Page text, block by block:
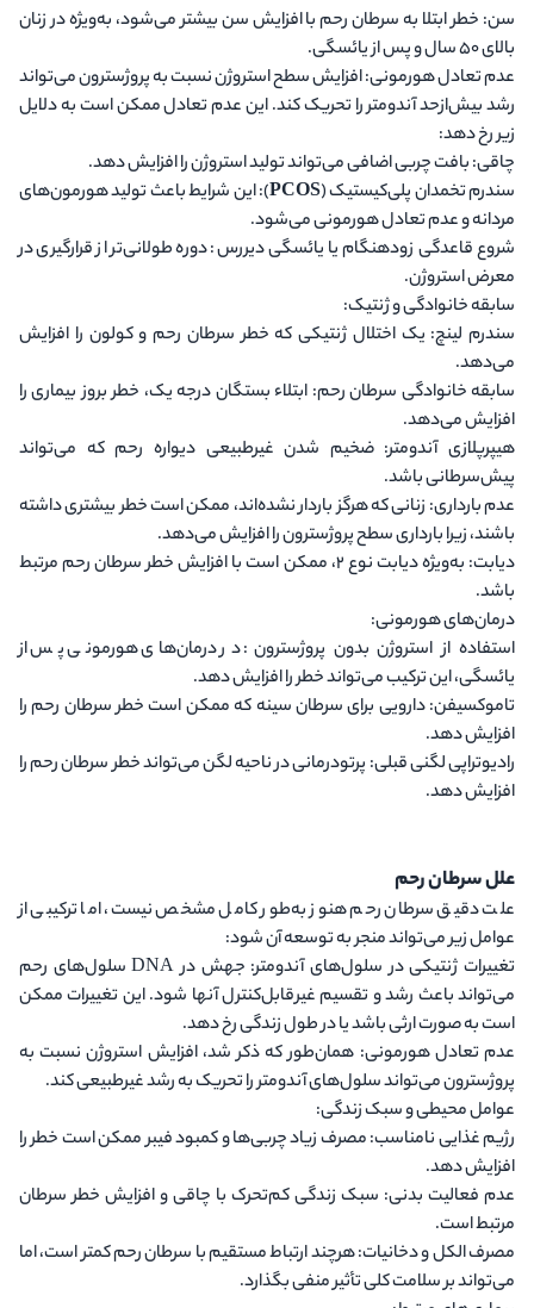
سن: خطر ابتلا به سرطان رحم با افزایش سن بیشتر می‌شود، به‌ویژه در زنان
بالای ۵۰ سال و پس از یائسگی.
عدم تعادل هورمونی: افزایش سطح استروژن نسبت به پروژسترون می‌تواند
رشد بیش‌ازحد آندومتر را تحریک کند. این عدم تعادل ممکن است به دلایل
زیر رخ دهد:
چاقی: بافت چربی اضافی می‌تواند تولید استروژن را افزایش دهد.
سندرم تخمدان پلی‌کیستیک (PCOS)
: این شرایط باعث تولید هورمون‌های
مردانه و عدم تعادل هورمونی می‌شود.
شروع قاعدگی زودهنگام یا یائسگی دیررس: دوره طولانی‌تر از قرارگیری در
معرض استروژن.
سابقه خانوادگی و ژنتیک:
سندرم لینچ: یک اختلال ژنتیکی که خطر سرطان رحم و کولون را افزایش
می‌دهد.
سابقه خانوادگی سرطان رحم: ابتلاء بستگان درجه یک، خطر بروز بیماری را
افزایش می‌دهد.
هیپرپلازی آندومتر: ضخیم شدن غیرطبیعی دیواره رحم که می‌تواند
پیش‌سرطانی باشد.
عدم بارداری: زنانی که هرگز باردار نشده‌اند، ممکن است خطر بیشتری داشته
باشند، زیرا بارداری سطح پروژسترون را افزایش می‌دهد.
دیابت
: به‌ویژه دیابت نوع ۲، ممکن است با افزایش خطر سرطان رحم مرتبط
باشد.
درمان‌های هورمونی:
استفاده از استروژن بدون پروژسترون : در درمان‌های هورمونی پس از
یائسگی، این ترکیب می‌تواند خطر را افزایش دهد.
تاموکسیفن: دارویی برای سرطان سینه که ممکن است خطر سرطان رحم را
افزایش دهد.
رادیوتراپی لگنی قبلی: پرتودرمانی در ناحیه لگن می‌تواند خطر سرطان رحم را
افزایش دهد.
علل سرطان رحم
علت دقیق سرطان رحم هنوز به‌طور کامل مشخص نیست، اما ترکیبی از
عوامل زیر می‌تواند منجر به توسعه آن شود:
تغییرات ژنتیکی در سلول‌های آندومتر
: جهش در DNA سلول‌های رحم
می‌تواند باعث رشد و تقسیم غیرقابل‌کنترل آنها شود. این تغییرات ممکن
است به صورت ارثی باشد یا در طول زندگی رخ دهد.
عدم تعادل هورمونی: همان‌طور که ذکر شد، افزایش استروژن نسبت به
پروژسترون می‌تواند سلول‌های آندومتر را تحریک به رشد غیرطبیعی کند.
عوامل محیطی و سبک زندگی:
رژیم غذایی نامناسب: مصرف زیاد چربی‌ها و کمبود فیبر ممکن است خطر را
افزایش دهد.
عدم فعالیت بدنی: سبک زندگی کم‌تحرک با چاقی و افزایش خطر سرطان
مرتبط است.
مصرف الکل و دخانیات: هرچند ارتباط مستقیم با سرطان رحم کمتر است، اما
می‌تواند بر سلامت کلی تأثیر منفی بگذارد.